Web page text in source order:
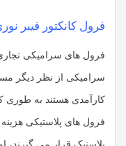
فرول کانکتور فیبر
فرول های سرامیکی
سرامیکی از نظر دیگر
کارآمدی هستند به طوری
فرول های پلاستیکی